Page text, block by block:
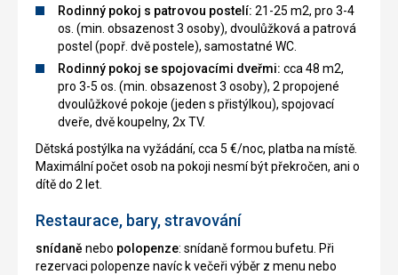
Rodinný pokoj s patrovou postelí: 21-25 m2, pro 3-4
os. (min. obsazenost 3 osoby), dvoulůžková a patrová
postel (popř. dvě postele), samostatné WC.
Rodinný pokoj se spojovacími dveřmi: cca 48 m2,
pro 3-5 os. (min. obsazenost 3 osoby), 2 propojené
dvoulůžkové pokoje (jeden s přistýlkou), spojovací
dveře, dvě koupelny, 2x TV.
Dětská postýlka na vyžádání, cca 5 €/noc, platba na místě.
Maximální počet osob na pokoji nesmí být překročen, ani o
dítě do 2 let.
Restaurace, bary, stravování
snídaně nebo polopenze: snídaně formou bufetu. Při
rezervaci polopenze navíc k večeři výběr z menu nebo